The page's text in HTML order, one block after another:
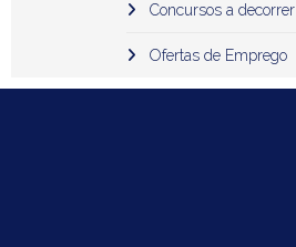
Concursos a decorrer
Ofertas de Emprego